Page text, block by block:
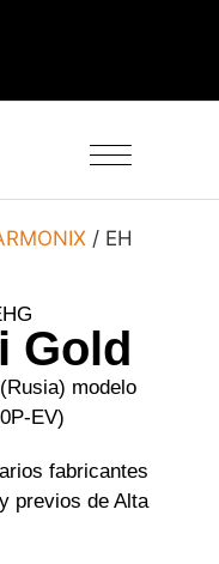
/ EH
Gold
modelo
EV)
fabricantes
previos de Alta